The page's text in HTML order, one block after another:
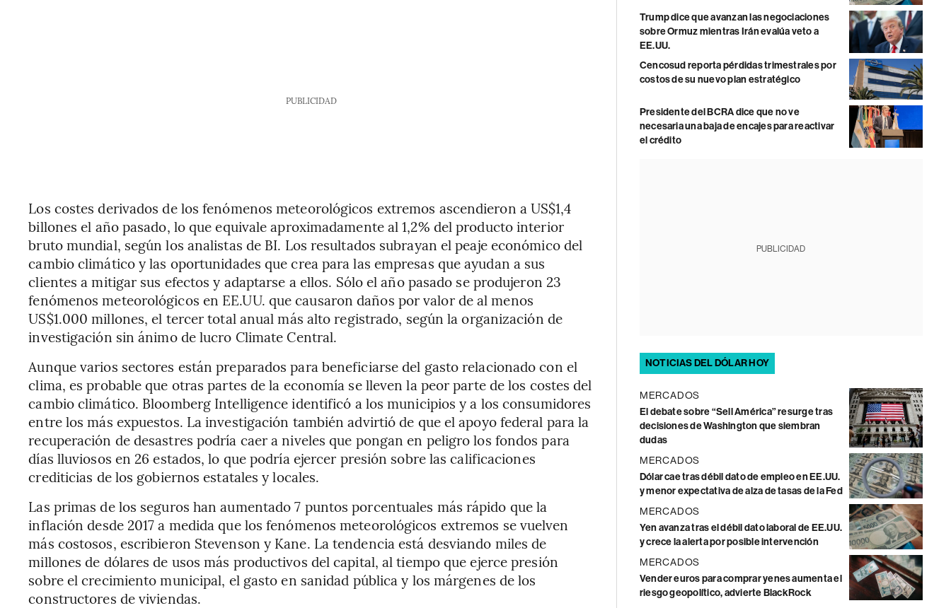
PUBLICIDAD
Los costes derivados de los fenómenos meteorológicos extremos ascendieron a US$1,4
billones el año pasado, lo que equivale aproximadamente al 1,2% del producto interior
bruto mundial, según los analistas de BI. Los resultados subrayan el peaje económico del
cambio climático y las oportunidades que crea para las empresas que ayudan a sus
clientes a mitigar sus efectos y adaptarse a ellos. Sólo el año pasado se produjeron 23
fenómenos meteorológicos en EE.UU. que causaron daños por valor de al menos
US$1.000 millones, el tercer total anual más alto registrado, según la organización de
investigación sin ánimo de lucro Climate Central.
Aunque varios sectores están preparados para beneficiarse del gasto relacionado con el
clima, es probable que otras partes de la economía se lleven la peor parte de los costes del
cambio climático. Bloomberg Intelligence identificó a los municipios y a los consumidores
entre los más expuestos. La investigación también advirtió de que el apoyo federal para la
recuperación de desastres podría caer a niveles que pongan en peligro los fondos para
días lluviosos en 26 estados, lo que podría ejercer presión sobre las calificaciones
crediticias de los gobiernos estatales y locales.
Las primas de los seguros han aumentado 7 puntos porcentuales más rápido que la
inflación desde 2017 a medida que los fenómenos meteorológicos extremos se vuelven
más costosos, escribieron Stevenson y Kane. La tendencia está desviando miles de
millones de dólares de usos más productivos del capital, al tiempo que ejerce presión
sobre el crecimiento municipal, el gasto en sanidad pública y los márgenes de los
constructores de viviendas.
Trump dice que avanzan las negociaciones
sobre Ormuz mientras Irán evalúa veto a
EE.UU.
Cencosud reporta pérdidas trimestrales por
costos de su nuevo plan estratégico
Presidente del BCRA dice que no ve
necesaria una baja de encajes para reactivar
el crédito
PUBLICIDAD
NOTICIAS DEL DÓLAR HOY
MERCADOS
El debate sobre “Sell América” resurge tras
decisiones de Washington que siembran
dudas
MERCADOS
Dólar cae tras débil dato de empleo en EE.UU.
y menor expectativa de alza de tasas de la Fed
MERCADOS
Yen avanza tras el débil dato laboral de EE.UU.
y crece la alerta por posible intervención
MERCADOS
Vender euros para comprar yenes aumenta el
riesgo geopolítico, advierte BlackRock